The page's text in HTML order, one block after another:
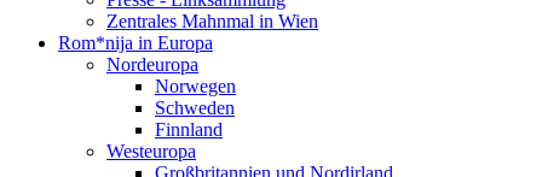
Zentrales Mahnmal in Wien
Rom*nija in Europa
Nordeuropa
Norwegen
Schweden
Finnland
Westeuropa
Großbritannien und Nordirland